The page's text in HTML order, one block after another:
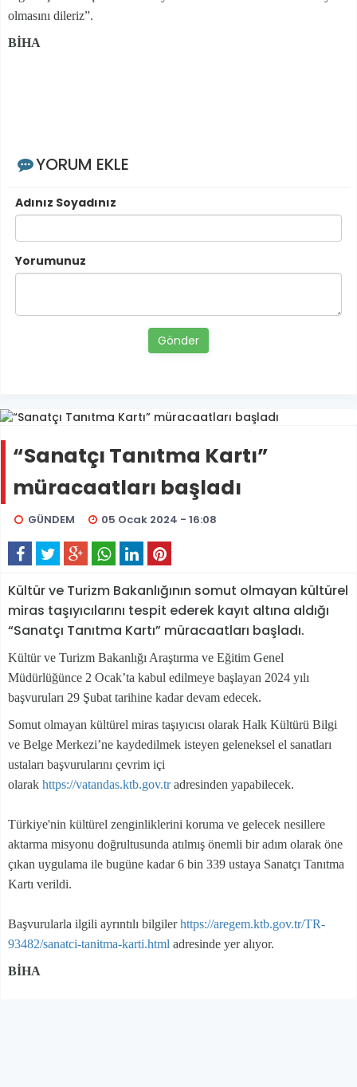
olmasını dileriz”.
BİHA
YORUM EKLE
Adınız Soyadınız
Yorumunuz
Gönder
“Sanatçı Tanıtma Kartı”
müracaatları başladı
GÜNDEM 05 Ocak 2024 - 16:08
Kültür ve Turizm Bakanlığının somut olmayan kültürel
miras taşıyıcılarını tespit ederek kayıt altına aldığı
“Sanatçı Tanıtma Kartı” müracaatları başladı.
Kültür ve Turizm Bakanlığı Araştırma ve Eğitim Genel
Müdürlüğünce 2 Ocak’ta kabul edilmeye başlayan 2024 yılı
başvuruları 29 Şubat tarihine kadar devam edecek.
Somut olmayan kültürel miras taşıyıcısı olarak Halk Kültürü Bilgi
ve Belge Merkezi’ne kaydedilmek isteyen geleneksel el sanatları
ustaları başvurularını çevrim içi
olarak https://vatandas.ktb.gov.tradresinden yapabilecek.
Türkiye'nin kültürel zenginliklerini koruma ve gelecek nesillere
aktarma misyonu doğrultusunda atılmış önemli bir adım olarak öne
çıkan uygulama ile bugüne kadar 6 bin 339 ustaya Sanatçı Tanıtma
Kartı verildi.
Başvurularla ilgili ayrıntılı bilgilerhttps://aregem.ktb.gov.tr/TR-
93482/sanatci-tanitma-karti.html adresinde yer alıyor.
BİHA